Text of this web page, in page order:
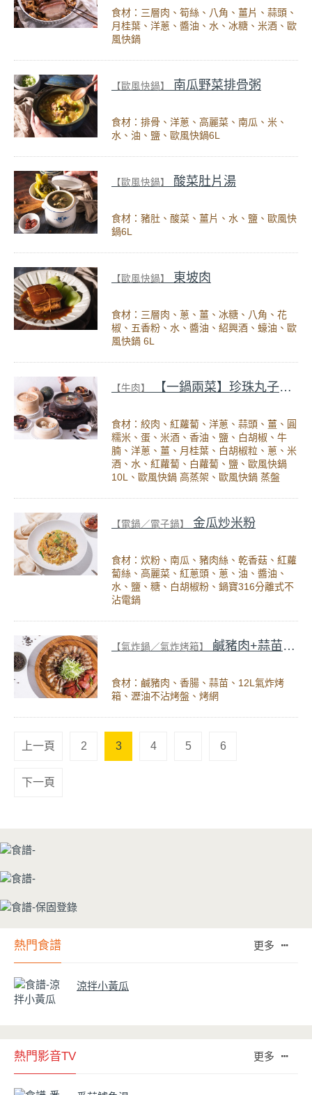
食材：三層肉、筍絲、八角、薑片、蒜頭、
月桂葉、洋蔥、醬油、水、冰糖、米酒、歐
風快鍋
【歐風快鍋】 南瓜野菜排骨粥
食材：排骨、洋蔥、高麗菜、南瓜、米、
水、油、鹽、歐風快鍋6L
【歐風快鍋】 酸菜肚片湯
食材：豬肚、酸菜、薑片、水、鹽、歐風快
鍋6L
【歐風快鍋】 東坡肉
食材：三層肉、蔥、薑、冰糖、八角、花
椒、五香粉、水、醬油、紹興酒、蠔油、歐
風快鍋 6L
【牛肉】 【一鍋兩菜】珍珠丸子&紅白蘿蔔牛腩湯
食材：絞肉、紅蘿蔔、洋蔥、蒜頭、薑、圓
糯米、蛋、米酒、香油、鹽、白胡椒、牛
腩、洋蔥、薑、月桂葉、白胡椒粒、蔥、米
酒、水、紅蘿蔔、白蘿蔔、鹽、歐風快鍋
10L、歐風快鍋 高蒸架、歐風快鍋 蒸盤
【電鍋／電子鍋】 金瓜炒米粉
食材：炊粉、南瓜、豬肉絲、乾香菇、紅蘿
蔔絲、高麗菜、紅蔥頭、蔥、油、醬油、
水、鹽、糖、白胡椒粉、鍋寶316分離式不
沾電鍋
【氣炸鍋／氣炸烤箱】 鹹豬肉+蒜苗香腸
食材：鹹豬肉、香腸、蒜苗、12L氣炸烤
箱、瀝油不沾烤盤、烤網
上一頁 2 3 4 5 6
下一頁
熱門食譜 更多
涼拌小黃瓜
熱門影音TV 更多